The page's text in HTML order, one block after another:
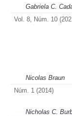
Gabriela C.
Vol. 8, Núm. 10
Nicolas Braun
Núm. 1 (2014)
Nicholas C.